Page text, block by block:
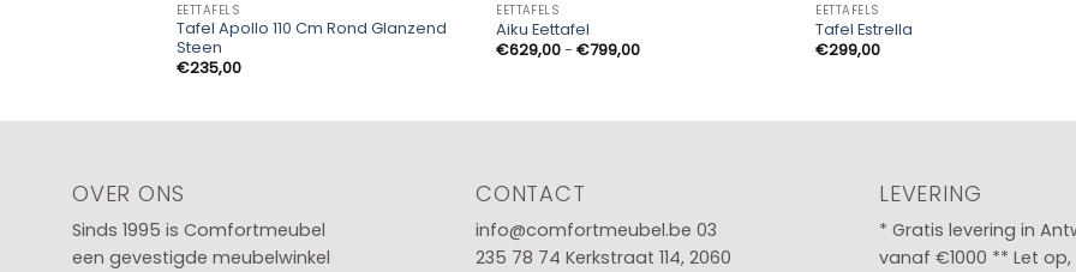
EETTAFELS
Tafel Apollo 110 Cm Rond Glanzend
Steen
€235,00
EETTAFELS
Aiku Eettafel
€629,00- €799,00Prijsklasse:
EETTAFELS
Tafel Estrella
€299,00
OVER ONS
Sinds 1995 is Comfortmeubel
een gevestigde meubelwinkel
CONTACT
info@comfortmeubel.be 03
235 78 74 Kerkstraat 114, 2060
LEVERING
* Gratis levering in
vanaf €1000 ** Let